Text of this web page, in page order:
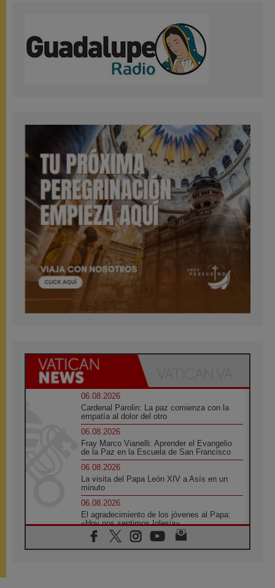
06.08.2026
Cardenal Parolin: La paz comienza con la
empatía al dolor del otro
06.08.2026
Fray Marco Vianelli: Aprender el Evangelio
de la Paz en la Escuela de San Francisco
06.08.2026
La visita del Papa León XIV a Asís en un
minuto
06.08.2026
El agradecimiento de los jóvenes al Papa:
«Hoy nos sentimos Iglesia»
06.08.2026
Líbano: Reanudan los coloquios en Roma en